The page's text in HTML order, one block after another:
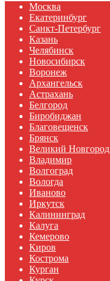
Москва
Екатеринбург
Санкт-Петербург
Казань
Челябинск
Новосибирск
Воронеж
Архангельск
Астрахань
Белгород
Биробиджан
Благовещенск
Брянск
Великий Новгород
Владимир
Волгоград
Вологда
Иваново
Иркутск
Калининград
Калуга
Кемерово
Киров
Кострома
Курган